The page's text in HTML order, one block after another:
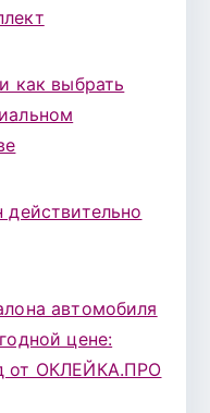
как выбрать
действительно
автомобиля
цене:
от ОКЛЕЙКА.ПРО